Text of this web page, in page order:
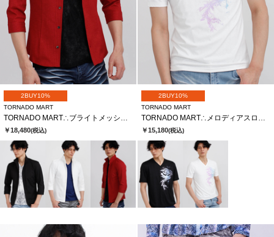
2BUY10%
TORNADO MART
TORNADO MART∴ブライトメッシュテレコ7分袖シャツ
￥18,480(税込)
2BUY10%
TORNADO MART
TORNADO MART∴メロディアスローズプリント半袖カットソー
￥15,180(税込)